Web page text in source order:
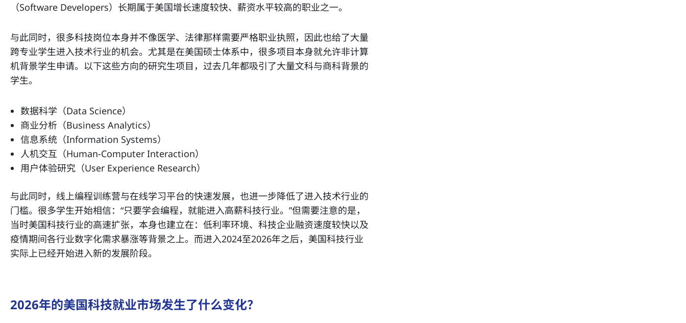
（Software Developers）长期属于美国增长速度较快、薪资水平较高的职业之一。
与此同时，很多科技岗位本身并不像医学、法律那样需要严格职业执照，因此也给了大量
跨专业学生进入技术行业的机会。尤其是在美国硕士体系中，很多项目本身就允许非计算
机背景学生申请。以下这些方向的研究生项目，过去几年都吸引了大量文科与商科背景的
学生。
数据科学（Data Science）
商业分析（Business Analytics）
信息系统（Information Systems）
人机交互（Human-Computer Interaction）
用户体验研究（User Experience Research）
与此同时，线上编程训练营与在线学习平台的快速发展，也进一步降低了进入技术行业的
门槛。很多学生开始相信：“只要学会编程，就能进入高薪科技行业。”但需要注意的是，
当时美国科技行业的高速扩张，本身也建立在：低利率环境、科技企业融资速度较快以及
疫情期间各行业数字化需求暴涨等背景之上。而进入2024至2026年之后，美国科技行业
实际上已经开始进入新的发展阶段。
2026年的美国科技就业市场发生了什么变化？